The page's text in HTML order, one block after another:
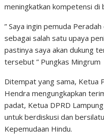
meningkatkan kompetensi di
” Saya ingin pemuda
sebagai salah satu upaya
pastinya saya akan dukung
tersebut ” Pungkas Mingrum
Ditempat yang sama, Ketua
Hendra mengungkapkan
padat, Ketua DPRD
untuk berdiskusi dan
Kepemudaan Hindu.